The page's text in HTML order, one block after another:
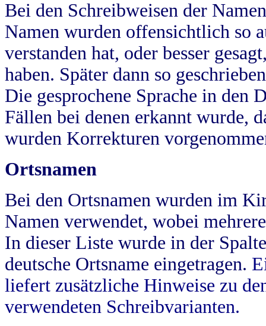
Bei den Schreibweisen der
Namen wurden offensichtlich so
verstanden hat, oder besser
haben. Später dann so
Die gesprochene Sprache in
Fällen bei denen erkannt wurde,
wurden Korrekturen
Ortsnamen
Bei den Ortsnamen wurden im
Namen verwendet, wobei
In dieser Liste wurde in der
deutsche Ortsname eingetragen.
liefert zusätzliche Hinweise zu
verwendeten Schreibvarianten.